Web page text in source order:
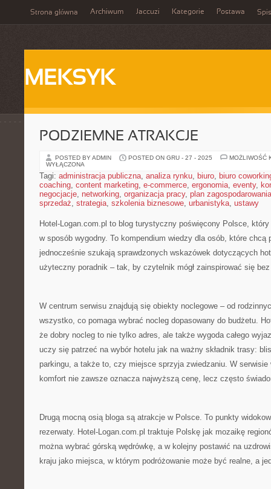
Strona główna Archiwum Jaccuzi Kategorie Postawa
MEKSYK
PODZIEMNE ATRAKCJE
POSTED BY ADMIN POSTED ON GRU - 27 - 2025
MOŻLIWOŚĆ
WYŁĄCZONA
Tagi: administracja publiczna, analiza rynku, biuro, biuro
coaching, content marketing, e-commerce, ergonomia, eventy,
negocjacje, networking, organizacja pracy, plan zagospodarowania
sprzedaż, strategia, szkolenia biznesowe, urbanistyka, ustawy
Hotel-Logan.com.pl to blog turystyczny poświęcony Polsce,
w sposób wygodny. To kompendium wiedzy dla osób, które chcą
jednocześnie szukają sprawdzonych wskazówek dotyczących
użyteczny poradnik – tak, by czytelnik mógł zainspirować się bez
W centrum serwisu znajdują się obiekty noclegowe – od
wszystko, co pomaga wybrać nocleg dopasowany do budżetu.
że dobry nocleg to nie tylko adres, ale także wygoda całego
uczy się patrzeć na wybór hotelu jak na ważny składnik trasy:
parkingu, a także to, czy miejsce sprzyja zwiedzaniu. W
komfort nie zawsze oznacza najwyższą cenę, lecz często
Drugą mocną osią bloga są atrakcje w Polsce. To punkty
rezerwaty. Hotel-Logan.com.pl traktuje Polskę jak mozaikę
można wybrać górską wędrówkę, a w kolejny postawić na
kraju jako miejsca, w którym podróżowanie może być realne, a